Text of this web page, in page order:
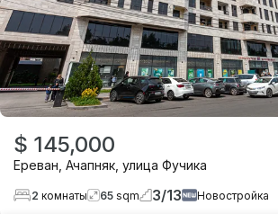
$ 145,000
Ереван Ачапняк улица Фучика
2 комнаты 65 sqm 3/13 Новостройка